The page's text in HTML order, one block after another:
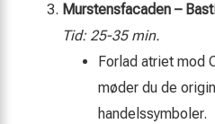
Murstensfacaden –
Tid: 25-35 min.
Forlad atriet mod
møder du de
handels­symboler.